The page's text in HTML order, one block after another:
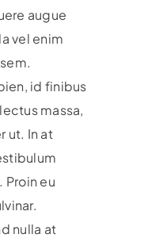
augue
vel enim
id finibus
massa,
ut. In at
Proin eu
nulla at